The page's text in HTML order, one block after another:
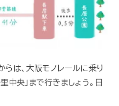
は、大阪モノレールに乗り
中央」まで行きましょう。日